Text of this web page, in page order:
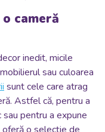
cameră
inedit, micile
sau culoarea
sunt cele care atrag
Astfel că, pentru a
pentru a expune
o selecție de